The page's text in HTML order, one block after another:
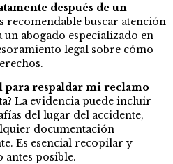
después de un
recomendable buscar atención
abogado especializado en
legal sobre cómo
para respaldar mi reclamo
La evidencia puede incluir
del lugar del accidente,
documentación
Es esencial recopilar y
antes posible.